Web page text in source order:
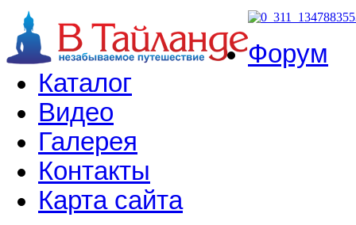
Форум
Каталог
Видео
Галерея
Контакты
Карта сайта